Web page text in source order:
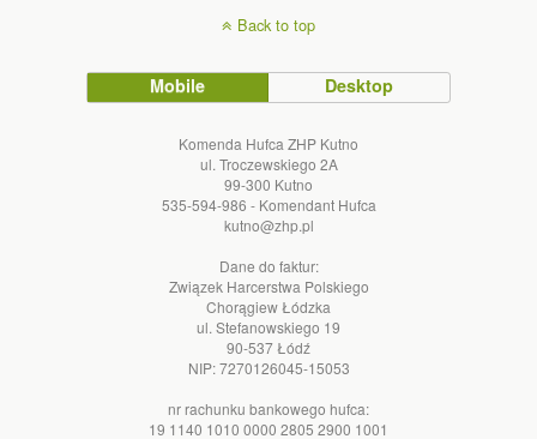
Back to top
Mobile Desktop
Komenda Hufca ZHP Kutno
ul. Troczewskiego 2A
99-300 Kutno
535-594-986 - Komendant Hufca
kutno@zhp.pl
Dane do faktur:
Związek Harcerstwa Polskiego
Chorągiew Łódzka
ul. Stefanowskiego 19
90-537 Łódź
NIP: 7270126045-15053
nr rachunku bankowego hufca:
19 1140 1010 0000 2805 2900 1001